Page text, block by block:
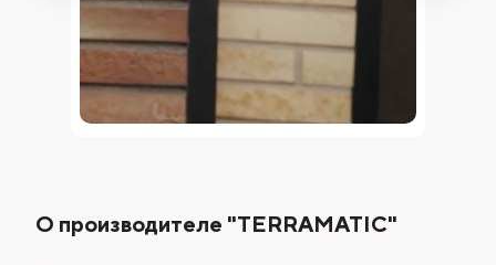
О производителе "TERRAMATIC"